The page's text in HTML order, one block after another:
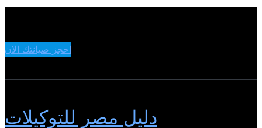
احجز صيانتك الان
دليل مصر للتوكيلات